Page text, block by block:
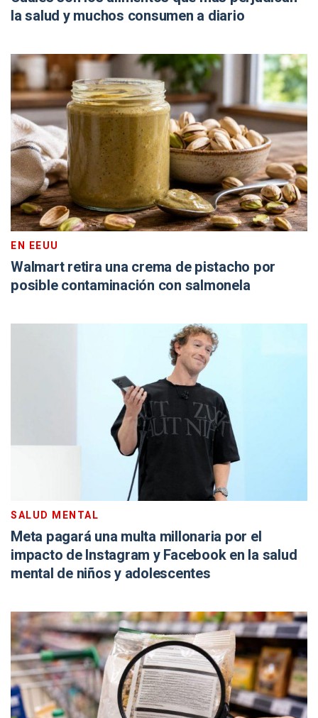
la salud y muchos consumen a diario
EN EEUU
Walmart retira una crema de pistacho por
posible contaminación con salmonela
SALUD MENTAL
Meta pagará una multa millonaria por el
impacto de Instagram y Facebook en la salud
mental de niños y adolescentes